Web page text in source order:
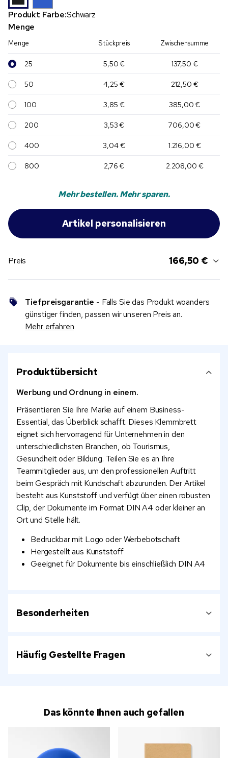
Produkt Farbe:Schwarz
Menge
Menge Stückpreis Zwischensumme
25 5,50 € 137,50 €
50 4,25 € 212,50 €
100 3,85 € 385,00 €
200 3,53 € 706,00 €
400 3,04 € 1.216,00 €
800 2,76 € 2.208,00 €
Mehr bestellen. Mehr sparen.
Preis 166,50 €
Tiefpreisgarantie - Falls Sie das Produkt woanders
günstiger finden, passen wir unseren Preis an.
Mehr erfahren
Produktübersicht
Werbung und Ordnung in einem.
Präsentieren Sie Ihre Marke auf einem Business-
Essential, das Überblick schafft. Dieses Klemmbrett
eignet sich hervorragend für Unternehmen in den
unterschiedlichsten Branchen, ob Tourismus,
Gesundheit oder Bildung. Teilen Sie es an Ihre
Teammitglieder aus, um den professionellen Auftritt
beim Gespräch mit Kundschaft abzurunden. Der Artikel
besteht aus Kunststoff und verfügt über einen robusten
Clip, der Dokumente im Format DIN A4 oder kleiner an
Ort und Stelle hält.
Bedruckbar mit Logo oder Werbebotschaft
Hergestellt aus Kunststoff
Geeignet für Dokumente bis einschließlich DIN A4
Besonderheiten
Häufig Gestellte Fragen
Das könnte Ihnen auch gefallen